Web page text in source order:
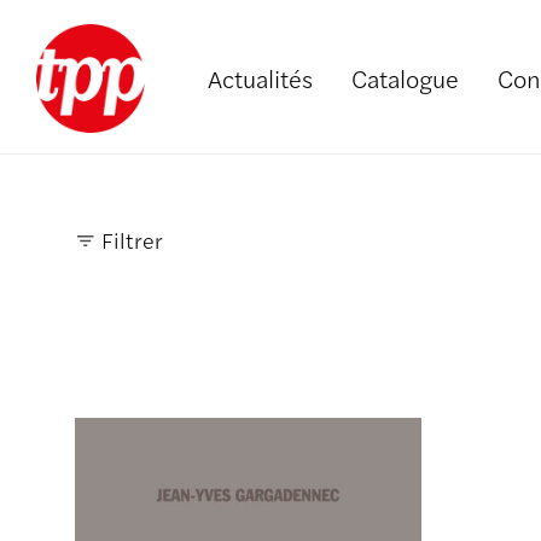
Actualités Catalogue
Filtrer